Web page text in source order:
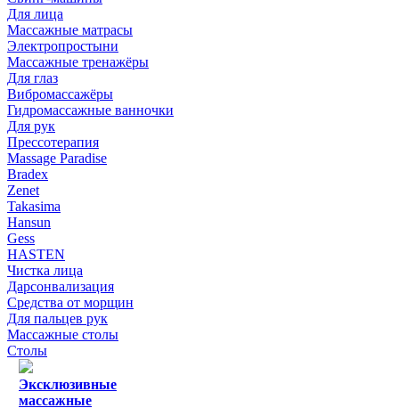
Для лица
Массажные матрасы
Электропростыни
Массажные тренажёры
Для глаз
Вибромассажёры
Гидромассажные ванночки
Для рук
Прессотерапия
Massage Paradise
Bradex
Zenet
Takasima
Hansun
Gess
HASTEN
Чистка лица
Дарсонвализация
Средства от морщин
Для пальцев рук
Массажные столы
Столы
Эксклюзивные
массажные